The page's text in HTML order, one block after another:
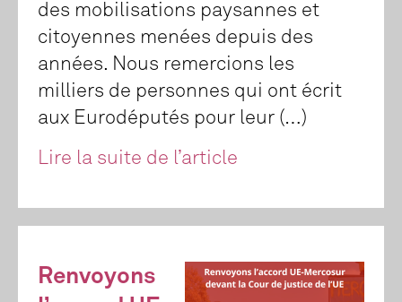
des mobilisations paysannes et
citoyennes menées depuis des
années. Nous remercions les
milliers de personnes qui ont écrit
aux Eurodéputés pour leur (…)
Lire la suite de l’article
Renvoyons